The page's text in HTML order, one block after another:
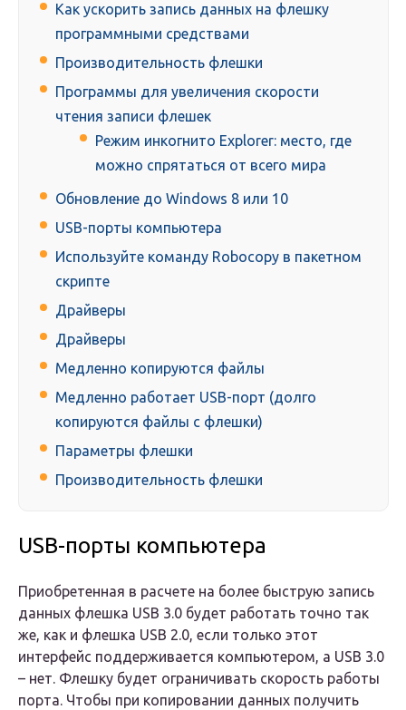
Как ускорить запись данных на флешку
программными средствами
Производительность флешки
Программы для увеличения скорости
чтения записи флешек
Режим инкогнито Explorer: место, где
можно спрятаться от всего мира
Обновление до Windows 8 или 10
USB-порты компьютера
Используйте команду Robocopy в пакетном
скрипте
Драйверы
Драйверы
Медленно копируются файлы
Медленно работает USB-порт (долго
копируются файлы с флешки)
Параметры флешки
Производительность флешки
USB-порты компьютера
Приобретенная в расчете на более быструю запись
данных флешка USB 3.0 будет работать точно так
же, как и флешка USB 2.0, если только этот
интерфейс поддерживается компьютером, а USB 3.0
– нет. Флешку будет ограничивать скорость работы
порта. Чтобы при копировании данных получить